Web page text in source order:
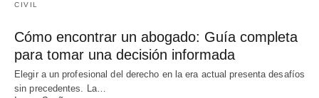
CIVIL
Cómo encontrar un abogado: Guía completa
para tomar una decisión informada
Elegir a un profesional del derecho en la era actual presenta desafíos
sin precedentes. La…